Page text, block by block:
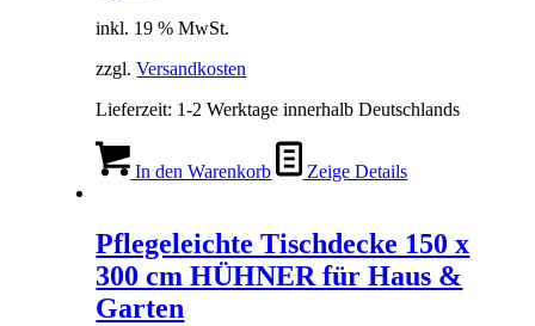
inkl. 19 % MwSt.
zzgl.Versandkosten
Lieferzeit: 1-2 Werktage innerhalb Deutschlands
In den Warenkorb Zeige Details
Pflegeleichte Tischdecke 150 x
300 cm HÜHNER für Haus &
Garten